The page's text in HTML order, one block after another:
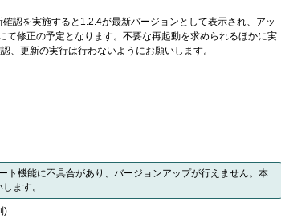
認を実施すると1.2.4が最新バージョンとして表示され、アッ
修正の予定となります。不要な再起動を求められるほかに実
、更新の実行は行わないようにお願いします。
ト機能に不具合があり、バージョンアップが行えません。本
ます。
)